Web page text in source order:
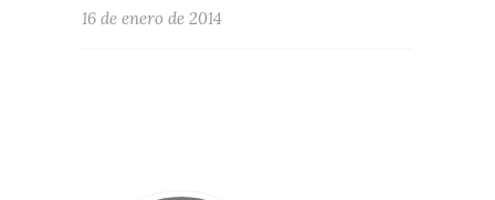
16 de enero de 2014